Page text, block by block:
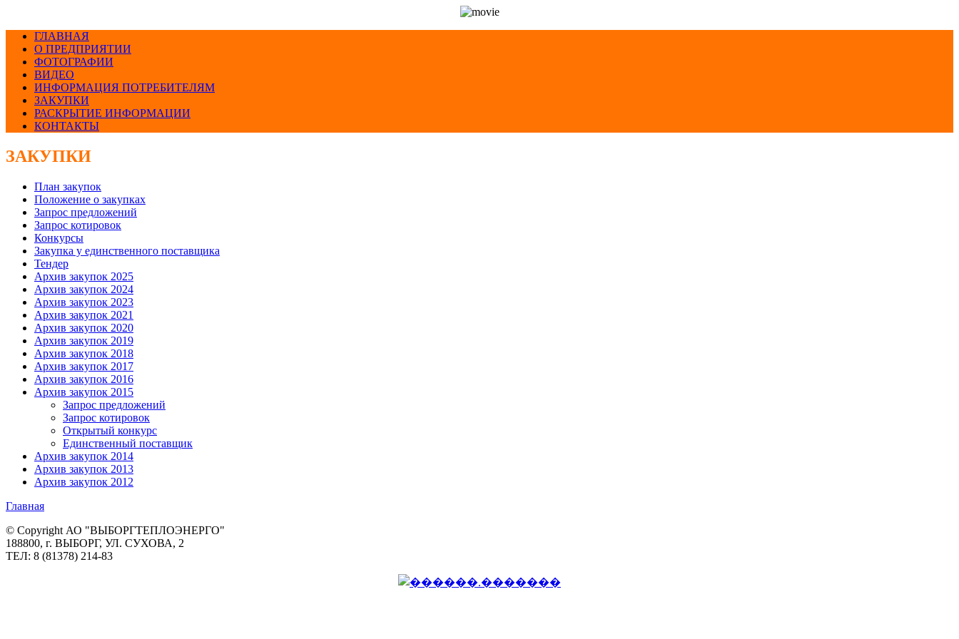
ГЛАВНАЯ
О ПРЕДПРИЯТИИ
ФОТОГРАФИИ
ВИДЕО
ИНФОРМАЦИЯ ПОТРЕБИТЕЛЯМ
ЗАКУПКИ
РАСКРЫТИЕ ИНФОРМАЦИИ
КОНТАКТЫ
ЗАКУПКИ
План закупок
Положение о закупках
Запрос предложений
Запрос котировок
Конкурсы
Закупка у единственного поставщика
Тендер
Архив закупок 2025
Архив закупок 2024
Архив закупок 2023
Архив закупок 2021
Архив закупок 2020
Архив закупок 2019
Архив закупок 2018
Архив закупок 2017
Архив закупок 2016
Архив закупок 2015
Запрос предложений
Запрос котировок
Открытый конкурс
Единственный поставщик
Архив закупок 2014
Архив закупок 2013
Архив закупок 2012
Главная
© Copyright АО "ВЫБОРГТЕПЛОЭНЕРГО"
188800, г. ВЫБОРГ, УЛ. СУХОВА, 2
ТЕЛ: 8 (81378) 214-83